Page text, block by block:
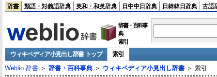
辞書 類語・対義語辞典 英和・和英辞典 日中中日辞典 日韓韓日辞典 古語
辞書・百科事
典
索引
ウィキペディア小見出し辞書 トップ
索引
Weblio 辞書＞ 辞書・百科事典＞ ウィキペディア小見出し辞書＞ 索引